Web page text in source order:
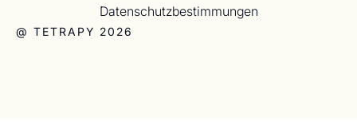
@ TETRAPY 2026
Datenschutzbestimmungen